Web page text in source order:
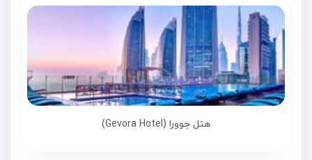
هتل جوورا (Gevora Hotel)